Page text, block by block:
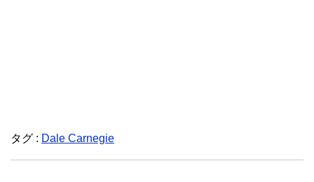
タグ : Dale Carnegie